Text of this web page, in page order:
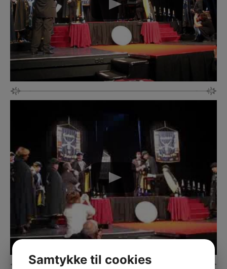
Samtykke til cookies